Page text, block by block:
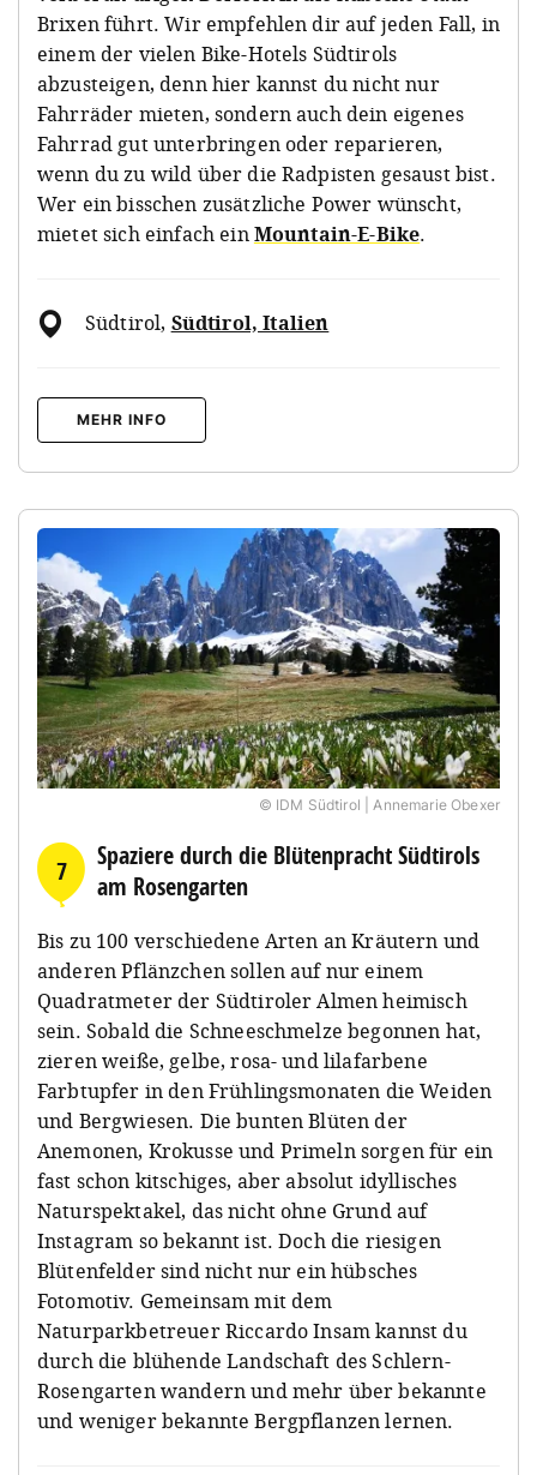
Brixen führt. Wir empfehlen dir auf jeden Fall, in
einem der vielen Bike-Hotels Südtirols
abzusteigen, denn hier kannst du nicht nur
Fahrräder mieten, sondern auch dein eigenes
Fahrrad gut unterbringen oder reparieren,
wenn du zu wild über die Radpisten gesaust bist.
Wer ein bisschen zusätzliche Power wünscht,
mietet sich einfach einMountain-E-Bike.
Südtirol, Südtirol, Italien
MEHR INFO
© IDM Südtirol | Annemarie Obexer
7
Spaziere durch die Blütenpracht Südtirols
am Rosengarten
Bis zu 100 verschiedene Arten an Kräutern und
anderen Pflänzchen sollen auf nur einem
Quadratmeter der Südtiroler Almen heimisch
sein. Sobald die Schneeschmelze begonnen hat,
zieren weiße, gelbe, rosa- und lilafarbene
Farbtupfer in den Frühlingsmonaten die Weiden
und Bergwiesen. Die bunten Blüten der
Anemonen, Krokusse und Primeln sorgen für ein
fast schon kitschiges, aber absolut idyllisches
Naturspektakel, das nicht ohne Grund auf
Instagram so bekannt ist. Doch die riesigen
Blütenfelder sind nicht nur ein hübsches
Fotomotiv. Gemeinsam mit dem
Naturparkbetreuer Riccardo Insam kannst du
durch die blühende Landschaft des Schlern-
Rosengarten wandern und mehr über bekannte
und weniger bekannte Bergpflanzen lernen.